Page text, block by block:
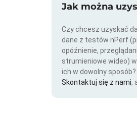
Jak można
Czy chcesz uzyskać
dane z testów nPerf
opóźnienie,
strumieniowe wideo)
ich w dowolny
Skontaktuj się z nami,